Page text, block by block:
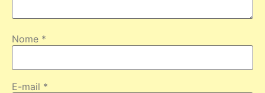
Nome *
E-mail *